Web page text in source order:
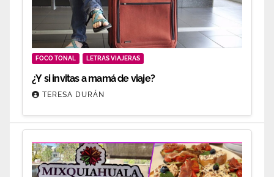
FOCO TONAL LETRAS VIAJERAS
¿Y si invitas a mamá de viaje?
TERESA DURÁN